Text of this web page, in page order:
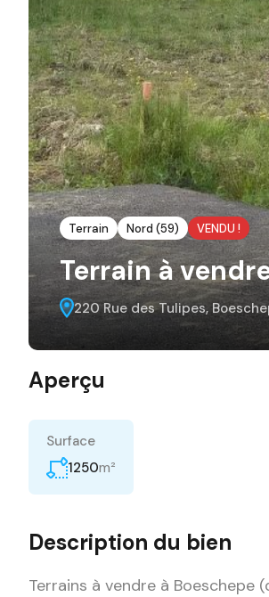
Terrain Nord (59) VENDU !
Terrain à
220 Rue des Tulipes,
Aperçu
Surface
1250m²
Description du bien
Terrains à vendre à